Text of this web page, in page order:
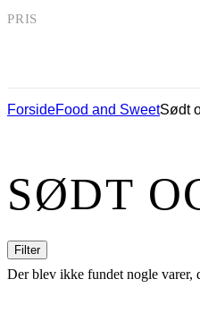
PRIS
ForsideFood and SweetSødt
SØDT
Filter
Der blev ikke fundet nogle varer,